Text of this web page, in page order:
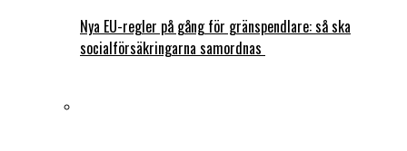
Nya EU-regler på gång för gränspendlare: så ska
socialförsäkringarna samordnas